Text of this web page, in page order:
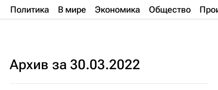
Политика В мире Экономика Общество
Архив за 30.03.2022